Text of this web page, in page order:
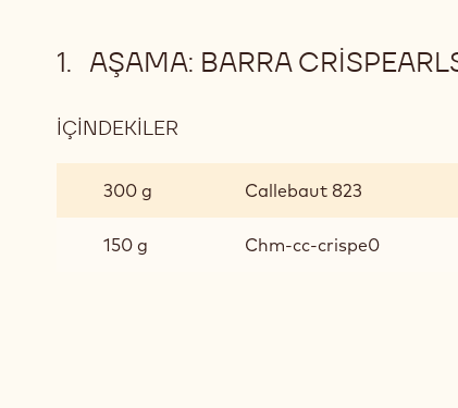
AŞAMA: BARRA
İÇINDEKILER
300 g Callebaut 823
150 g Chm-cc-crispe0